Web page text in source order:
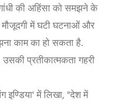
की अहिंसा को समझने के
में घटी घटनाओं और
काम का हो सकता है.
उसकी प्रतीकात्मकता गहरी
इण्डिया' में लिखा, "देश में